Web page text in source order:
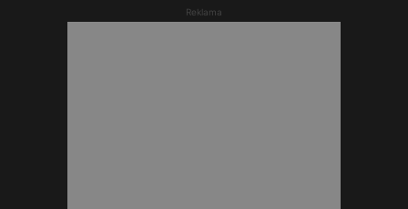
Reklama